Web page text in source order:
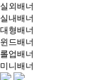
실외배너
실내배너
대형배너
윈드배너
롤업배너
미니배너